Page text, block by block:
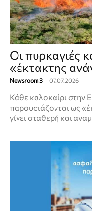
Οι πυρκαγιές
«έκτακτης
Newsroom 3 - 07.07.2026
Κάθε καλοκαίρι στην
παρουσιάζονται ως
γίνει σταθερή και